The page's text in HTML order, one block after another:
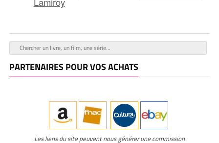
PARTENAIRES POUR VOS ACHATS
Les liens du site peuvent nous générer une commission